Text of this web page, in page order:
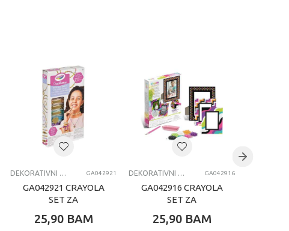
DEKORATIVNI SETOVI I DODACI GA042921
GA042921 CRAYOLA
SET ZA
NARUKVICA
25,90 BAM
DEKORATIVNI SETOVI I DODACI GA042916
GA042916 CRAYOLA
SET ZA
RAMA
25,90 BAM